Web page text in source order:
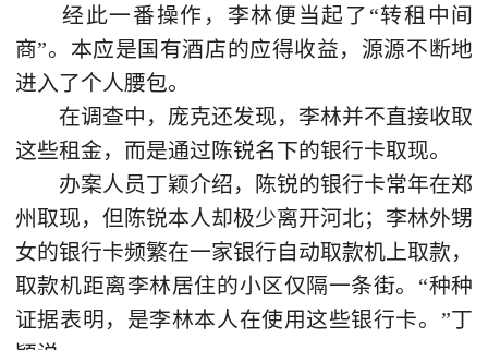
经此一番操作，李林便当起了“转租中间
商”。本应是国有酒店的应得收益，源源不断地
进入了个人腰包。
在调查中，庞克还发现，李林并不直接收取
这些租金，而是通过陈锐名下的银行卡取现。
办案人员丁颖介绍，陈锐的银行卡常年在郑
州取现，但陈锐本人却极少离开河北；李林外甥
女的银行卡频繁在一家银行自动取款机上取款，
取款机距离李林居住的小区仅隔一条街。“种种
证据表明，是李林本人在使用这些银行卡。”丁